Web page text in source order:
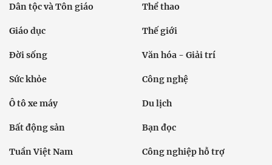
Dân tộc và Tôn giáo Thể thao
Giáo dục Thế giới
Đời sống Văn hóa - Giải trí
Sức khỏe Công nghệ
Ô tô xe máy Du lịch
Bất động sản Bạn đọc
Tuần Việt Nam Công nghiệp hỗ trợ